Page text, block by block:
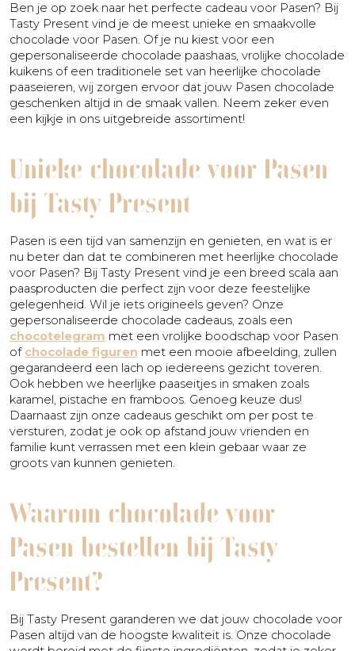
Ben je op zoek naar het perfecte cadeau voor Pasen? Bij
Tasty Present vind je de meest unieke en smaakvolle
chocolade voor Pasen. Of je nu kiest voor een
gepersonaliseerde chocolade paashaas, vrolijke chocolade
kuikens of een traditionele set van heerlijke chocolade
paaseieren, wij zorgen ervoor dat jouw Pasen chocolade
geschenken altijd in de smaak vallen. Neem zeker even
een kijkje in ons uitgebreide assortiment!
Unieke chocolade voor Pasen
bij Tasty Present
Pasen is een tijd van samenzijn en genieten, en wat is er
nu beter dan dat te combineren met heerlijke chocolade
voor Pasen? Bij Tasty Present vind je een breed scala aan
paasproducten die perfect zijn voor deze feestelijke
gelegenheid. Wil je iets origineels geven? Onze
gepersonaliseerde chocolade cadeaus, zoals een
chocotelegram met een vrolijke boodschap voor Pasen
of chocolade figuren met een mooie afbeelding, zullen
gegarandeerd een lach op iedereens gezicht toveren.
Ook hebben we heerlijke paaseitjes in smaken zoals
karamel, pistache en framboos. Genoeg keuze dus!
Daarnaast zijn onze cadeaus geschikt om per post te
versturen, zodat je ook op afstand jouw vrienden en
familie kunt verrassen met een klein gebaar waar ze
groots van kunnen genieten.
Waarom chocolade voor
Pasen bestellen bij Tasty
Present?
Bij Tasty Present garanderen we dat jouw chocolade voor
Pasen altijd van de hoogste kwaliteit is. Onze chocolade